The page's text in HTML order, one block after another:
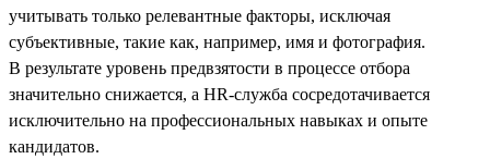
учитывать только релевантные факторы, исключая
субъективные, такие как, например, имя и фотография.
В результате уровень предвзятости в процессе отбора
значительно снижается, а HR-служба сосредотачивается
исключительно на профессиональных навыках и опыте
кандидатов.